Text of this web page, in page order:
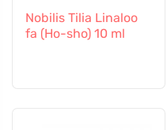
Nobilis Tilia Linaloo
fa (Ho-sho) 10 ml